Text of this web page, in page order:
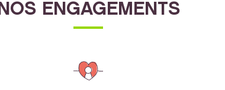
NOS ENGAGEMENTS